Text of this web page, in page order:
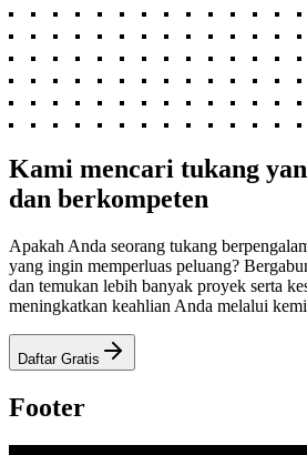
Kami mencari tukang
dan berkompeten
Apakah Anda seorang tukang
yang ingin memperluas peluang?
dan temukan lebih banyak proyek serta
meningkatkan keahlian Anda melalui
Daftar Gratis
Footer